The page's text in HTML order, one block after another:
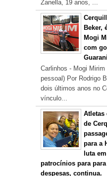
Zanella, 19 anos, ...
Beker,
Mogi
com
Carlinhos - Mogi Mirim
pessoal) Por Rodrigo
dois últimos anos no
vínculo...
Atletas
de
para a
luta
patrocínios para
despesas, continua.